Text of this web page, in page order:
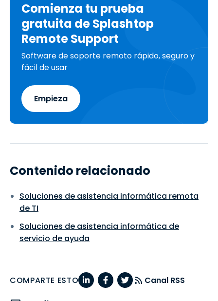
Comienza tu prueba
gratuita de Splashtop
Remote Support
Software de soporte remoto rápido, seguro y
fácil de usar
Empieza
Contenido relacionado
Soluciones de asistencia informática remota
de TI
Soluciones de asistencia informática de
servicio de ayuda
COMPARTE ESTO Canal RSS